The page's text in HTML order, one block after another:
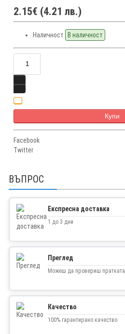
2.15€ (4.21 лв.)
Наличност В наличност
Купи
Facebook
Twitter
ВЪПРОС
Експресна доставка
1 до 3 дни
Преглед
Можеш да провериш пратката
Качество
100% гарантирано качество